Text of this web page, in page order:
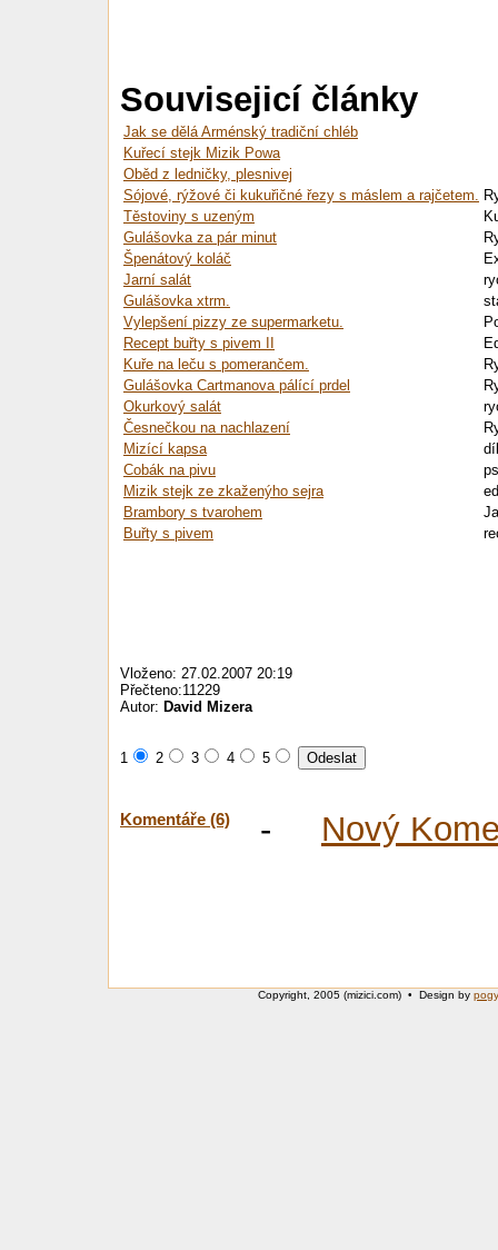
Souvisejicí články
Jak se dělá Arménský tradiční chléb
Kuřecí stejk Mizik Powa
Oběd z ledničky, plesnivej
Sójové, rýžové či kukuřičné řezy s máslem a rajčetem.
Těstoviny s uzeným
Gulášovka za pár minut
Špenátový koláč
Jarní salát
Gulášovka xtrm.
Vylepšení pizzy ze supermarketu.
Recept buřty s pivem II
Kuře na leču s pomerančem.
Gulášovka Cartmanova pálící prdel
Okurkový salát
Česnečkou na nachlazení
Mizící kapsa
Cobák na pivu
Mizik stejk ze zkaženýho sejra
Brambory s tvarohem
Buřty s pivem
Vloženo: 27.02.2007 20:19
Přečteno:11229
Autor: David Mizera
1 2 3 4 5
Komentáře (6) - Nový
Copyright, 2005 (mizici.com) • Design by